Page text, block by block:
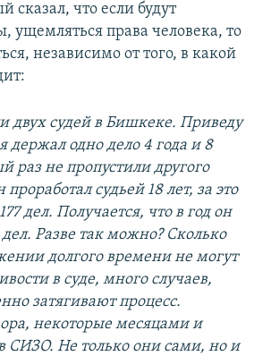
сказал, что если будут
ущемляться права человека, то
независимо от того, в какой
двух судей в Бишкеке. Приведу
держал одно дело 4 года и 8
раз не пропустили другого
судьей 18 лет, за это
дел. Получается, что в год он
Разве так можно? Сколько
долгого времени не могут
в суде, много случаев,
затягивают процесс.
некоторые месяцами и
СИЗО. Не только они сами, но и